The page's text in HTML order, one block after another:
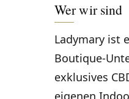
Wer wir sind
Ladymary ist
Boutique-
exklusives
eigenen